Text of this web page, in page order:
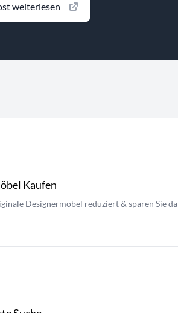
weiterlesen
Kaufen
Designermöbel reduziert & sparen Sie